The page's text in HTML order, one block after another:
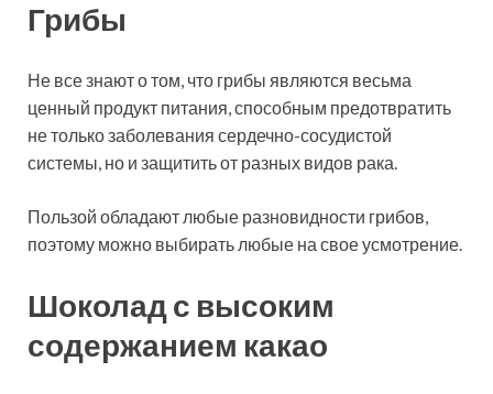
Грибы
Не все знают о том, что грибы являются весьма
ценный продукт питания, способным предотвратить
не только заболевания сердечно-сосудистой
системы, но и защитить от разных видов рака.
Пользой обладают любые разновидности грибов,
поэтому можно выбирать любые на свое усмотрение.
Шоколад с высоким
содержанием какао